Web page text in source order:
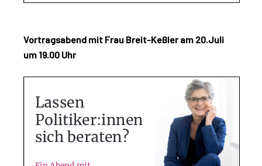
Vortragsabend mit Frau Breit-Keßler am 20.Juli
um 19.00 Uhr